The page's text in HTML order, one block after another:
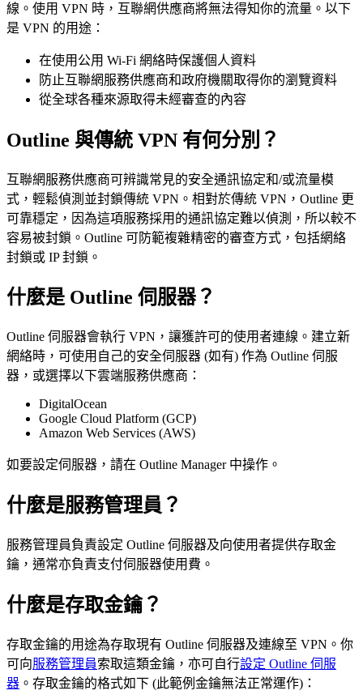
線。使用 VPN 時，互聯網供應商將無法得知你的流量。以下
是 VPN 的用途：
在使用公用 Wi-Fi 網絡時保護個人資料
防止互聯網服務供應商和政府機關取得你的瀏覽資料
從全球各種來源取得未經審查的內容
Outline 與傳統 VPN 有何分別？
互聯網服務供應商可辨識常見的安全通訊協定和/或流量模
式，輕鬆偵測並封鎖傳統 VPN。相對於傳統 VPN，Outline 更
可靠穩定，因為這項服務採用的通訊協定難以偵測，所以較不
容易被封鎖。Outline 可防範複雜精密的審查方式，包括網絡
封鎖或 IP 封鎖。
什麼是 Outline 伺服器？
Outline 伺服器會執行 VPN，讓獲許可的使用者連線。建立新
網絡時，可使用自己的安全伺服器 (如有) 作為 Outline 伺服
器，或選擇以下雲端服務供應商：
DigitalOcean
Google Cloud Platform (GCP)
Amazon Web Services (AWS)
如要設定伺服器，請在 Outline Manager 中操作。
什麼是服務管理員？
服務管理員負責設定 Outline 伺服器及向使用者提供存取金
鑰，通常亦負責支付伺服器使用費。
什麼是存取金鑰？
存取金鑰的用途為存取現有 Outline 伺服器及連線至 VPN。你
可向服務管理員索取這類金鑰，亦可自行設定 Outline 伺服
器 。存取金鑰的格式如下 (此範例金鑰無法正常運作)：